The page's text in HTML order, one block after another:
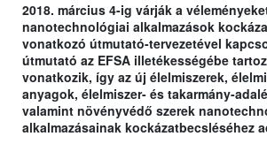
2018. március 4-ig várják a
nanotechnológiai alkalmazások
vonatkozó útmutató-tervezetével
útmutató az EFSA illetékességébe
vonatkozik, így az új élelmiszerek,
anyagok, élelmiszer- és takarmány-
valamint növényvédő szerek
alkalmazásainak kockázatbecsléséhez